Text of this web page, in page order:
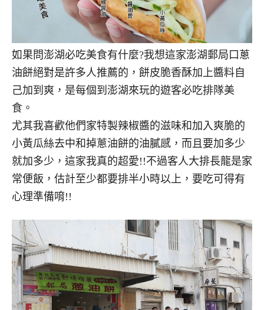
如果問澎湖必吃美食有什麼?我想這家澎湖郵局口蔥
油餅絕對是許多人推薦的，餅皮脆香酥加上醬料自
己加到爽，是每個到澎湖來玩的遊客必吃排隊美
食。
尤其我喜歡他們家特製辣椒醬的滋味和加入爽脆的
小黃瓜絲去中和掉蔥油餅的油膩感，而且要加多少
就加多少，這家我真的超愛!!不過客人大排長龍是家
常便飯，估計至少都要排半小時以上，要吃可得有
心理準備唷!!